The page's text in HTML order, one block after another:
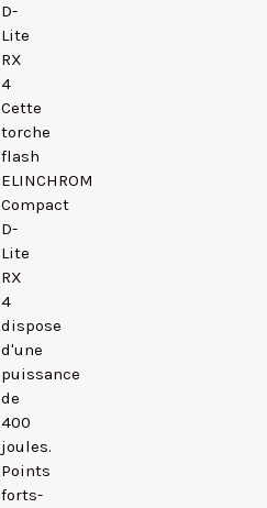
D-
Lite
RX
4
Cette
torche
flash
ELINCHROM
Compact
D-
Lite
RX
4
dispose
d'une
puissance
de
400
joules.
Points
forts-